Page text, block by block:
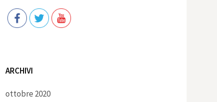
ARCHIVI
ottobre 2020